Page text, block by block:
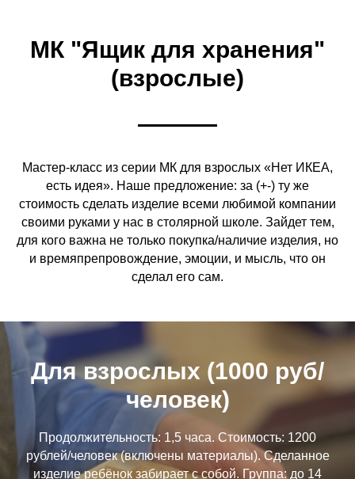
МК "Ящик для хранения"
(взрослые)
Мастер-класс из серии МК для взрослых «Нет ИКЕА,
есть идея». Наше предложение: за (+-) ту же
стоимость сделать изделие всеми любимой компании
своими руками у нас в столярной школе. Зайдет тем,
для кого важна не только покупка/наличие изделия, но
и времяпрепровождение, эмоции, и мысль, что он
сделал его сам.
Для взрослых (1000 руб/
человек)
Продолжительность: 1,5 часа. Стоимость: 1200
рублей/человек (включены материалы). Сделанное
изделие ребёнок забирает с собой. Группа: до 14